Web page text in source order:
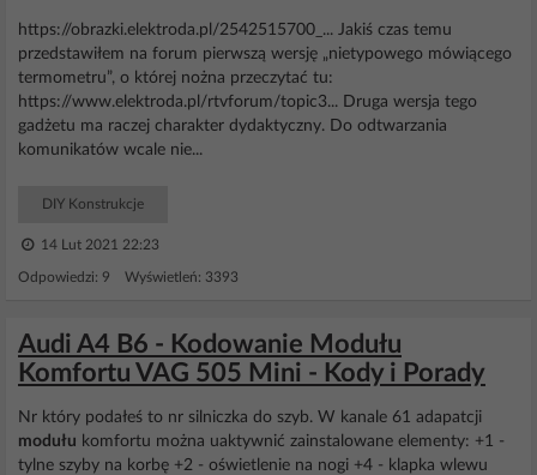
https://obrazki.elektroda.pl/2542515700_... Jakiś czas temu
przedstawiłem na forum pierwszą wersję „nietypowego mówiącego
termometru”, o której nożna przeczytać tu:
https://www.elektroda.pl/rtvforum/topic3... Druga wersja tego
gadżetu ma raczej charakter dydaktyczny. Do odtwarzania
komunikatów wcale nie...
DIY Konstrukcje
14 Lut 2021 22:23
Odpowiedzi: 9 Wyświetleń: 3393
Audi A4 B6 - Kodowanie Modułu
Komfortu VAG 505 Mini - Kody i Porady
Nr który podałeś to nr silniczka do szyb. W kanale 61 adapatcji
modułu komfortu można uaktywnić zainstalowane elementy: +1 -
tylne szyby na korbę +2 - oświetlenie na nogi +4 - klapka wlewu